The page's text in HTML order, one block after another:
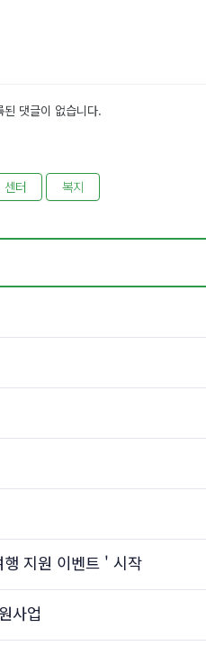
된 댓글이 없습니다.
센터 복지
지원 이벤트 ' 시작
사업